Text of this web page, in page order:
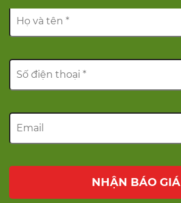
NHẬN BÁO GIÁ